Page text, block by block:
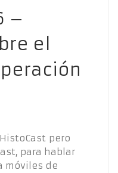
–
el
pero
para hablar
móviles de